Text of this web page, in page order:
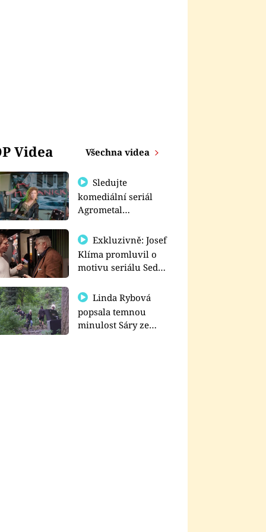
Videa Všechna videa
Sledujte
komediální seriál
Agrometal
prima+
Exkluzivně: Josef
Klíma promluvil o
motivu seriálu Sedm
Linda Rybová
popsala temnou
minulost Sáry ze